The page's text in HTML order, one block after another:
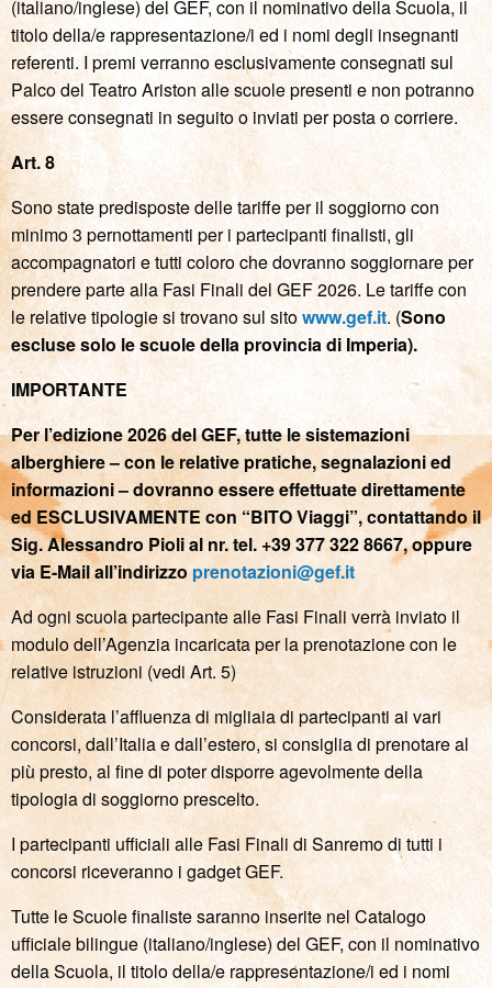
(italiano/inglese) del GEF, con il nominativo della Scuola, il
titolo della/e rappresentazione/i ed i nomi degli insegnanti
referenti. I premi verranno esclusivamente consegnati sul
Palco del Teatro Ariston alle scuole presenti e non potranno
essere consegnati in seguito o inviati per posta o corriere.
Art. 8
Sono state predisposte delle tariffe per il soggiorno con
minimo 3 pernottamenti per i partecipanti finalisti, gli
accompagnatori e tutti coloro che dovranno soggiornare per
prendere parte alla Fasi Finali del GEF 2026. Le tariffe con
le relative tipologie si trovano sul sitowww.gef.it. (Sono
escluse solo le scuole della provincia di Imperia).
IMPORTANTE
Per l’edizione 2026 del GEF, tutte le sistemazioni
alberghiere – con le relative pratiche, segnalazioni ed
informazioni – dovranno essere effettuate direttamente
ed ESCLUSIVAMENTE con “BITO Viaggi”, contattando il
Sig. Alessandro Pioli al nr. tel. +39 377 322 8667, oppure
via E-Mail all’indirizzoprenotazioni@gef.it
Ad ogni scuola partecipante alle Fasi Finali verrà inviato il
modulo dell’Agenzia incaricata per la prenotazione con le
relative istruzioni (vedi Art. 5)
Considerata l’affluenza di migliaia di partecipanti ai vari
concorsi, dall’Italia e dall’estero, si consiglia di prenotare al
più presto, al fine di poter disporre agevolmente della
tipologia di soggiorno prescelto.
I partecipanti ufficiali alle Fasi Finali di Sanremo di tutti i
concorsi riceveranno i gadget GEF.
Tutte le Scuole finaliste saranno inserite nel Catalogo
ufficiale bilingue (italiano/inglese) del GEF, con il nominativo
della Scuola, il titolo della/e rappresentazione/i ed i nomi